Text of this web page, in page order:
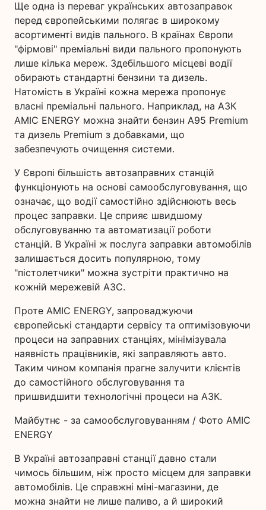
Ще одна із переваг українських автозаправок
перед європейськими полягає в широкому
асортименті видів пального. В країнах Європи
"фірмові" преміальні види пального пропонують
лише кілька мереж. Здебільшого місцеві водії
обирають стандартні бензини та дизель.
Натомість в Україні кожна мережа пропонує
власні преміальні пального. Наприклад, на АЗК
AMIC ENERGY можна знайти бензин А95 Premium
та дизель Premium з добавками, що
забезпечують очищення системи.
У Європі більшість автозаправних станцій
функціонують на основі самообслуговування, що
означає, що водії самостійно здійснюють весь
процес заправки. Це сприяє швидшому
обслуговуванню та автоматизації роботи
станцій. В Україні ж послуга заправки автомобілів
залишається досить популярною, тому
"пістолетчики" можна зустріти практично на
кожній мережевій АЗС.
Проте AMIC ENERGY, запроваджуючи
європейські стандарти сервісу та оптимізовуючи
процеси на заправних станціях, мінімізувала
наявність працівників, які заправляють авто.
Таким чином компанія прагне залучити клієнтів
до самостійного обслуговування та
пришвидшити технологічні процеси на АЗК.
Майбутнє - за самообслуговуванням / Фото AMIC
ENERGY
В Україні автозаправні станції давно стали
чимось більшим, ніж просто місцем для заправки
автомобілів. Це справжні міні-магазини, де
можна знайти не лише паливо, а й широкий